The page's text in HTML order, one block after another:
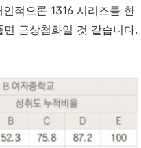
적으론 1316 시리즈를 한
금상첨화일 것 같습니다.